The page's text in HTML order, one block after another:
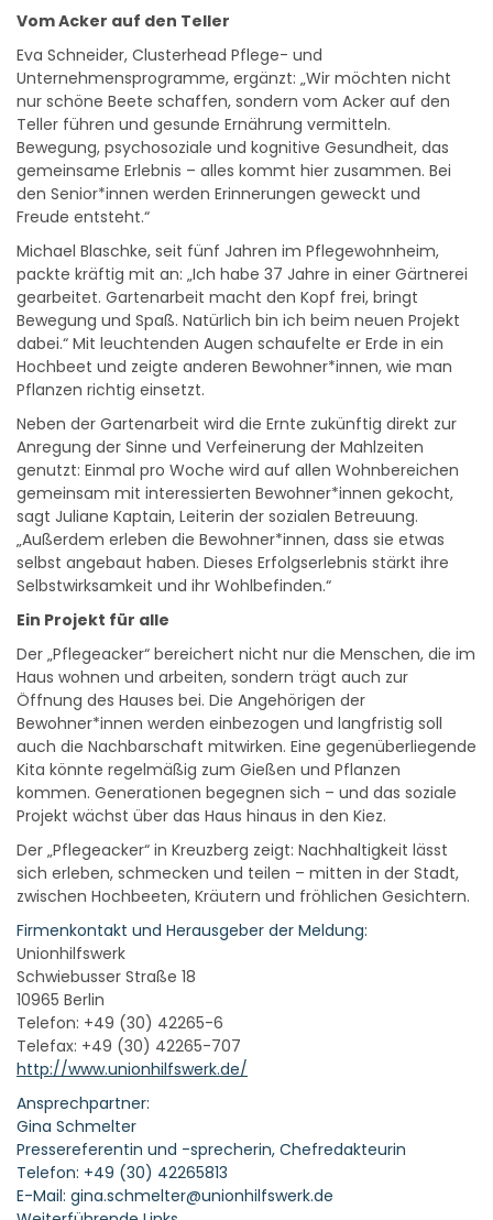
Vom Acker auf den Teller
Eva Schneider, Clusterhead Pflege- und
Unternehmensprogramme, ergänzt: „Wir möchten nicht
nur schöne Beete schaffen, sondern vom Acker auf den
Teller führen und gesunde Ernährung vermitteln.
Bewegung, psychosoziale und kognitive Gesundheit, das
gemeinsame Erlebnis – alles kommt hier zusammen. Bei
den Senior*innen werden Erinnerungen geweckt und
Freude entsteht.“
Michael Blaschke, seit fünf Jahren im Pflegewohnheim,
packte kräftig mit an: „Ich habe 37 Jahre in einer Gärtnerei
gearbeitet. Gartenarbeit macht den Kopf frei, bringt
Bewegung und Spaß. Natürlich bin ich beim neuen Projekt
dabei.“ Mit leuchtenden Augen schaufelte er Erde in ein
Hochbeet und zeigte anderen Bewohner*innen, wie man
Pflanzen richtig einsetzt.
Neben der Gartenarbeit wird die Ernte zukünftig direkt zur
Anregung der Sinne und Verfeinerung der Mahlzeiten
genutzt: Einmal pro Woche wird auf allen Wohnbereichen
gemeinsam mit interessierten Bewohner*innen gekocht,
sagt Juliane Kaptain, Leiterin der sozialen Betreuung.
„Außerdem erleben die Bewohner*innen, dass sie etwas
selbst angebaut haben. Dieses Erfolgserlebnis stärkt ihre
Selbstwirksamkeit und ihr Wohlbefinden.“
Ein Projekt für alle
Der „Pflegeacker“ bereichert nicht nur die Menschen, die im
Haus wohnen und arbeiten, sondern trägt auch zur
Öffnung des Hauses bei. Die Angehörigen der
Bewohner*innen werden einbezogen und langfristig soll
auch die Nachbarschaft mitwirken. Eine gegenüberliegende
Kita könnte regelmäßig zum Gießen und Pflanzen
kommen. Generationen begegnen sich – und das soziale
Projekt wächst über das Haus hinaus in den Kiez.
Der „Pflegeacker“ in Kreuzberg zeigt: Nachhaltigkeit lässt
sich erleben, schmecken und teilen – mitten in der Stadt,
zwischen Hochbeeten, Kräutern und fröhlichen Gesichtern.
Firmenkontakt und Herausgeber der Meldung:
Unionhilfswerk
Schwiebusser Straße 18
10965 Berlin
Telefon: +49 (30) 42265-6
Telefax: +49 (30) 42265-707
http://www.unionhilfswerk.de/
Ansprechpartner:
Gina Schmelter
Pressereferentin und -sprecherin, Chefredakteurin
Telefon: +49 (30) 42265813
E-Mail: gina.schmelter@unionhilfswerk.de